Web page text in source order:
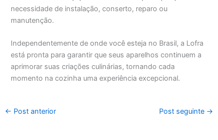
necessidade de instalação, conserto, reparo ou
manutenção.
Independentemente de onde você esteja no Brasil, a Lofra
está pronta para garantir que seus aparelhos continuem a
aprimorar suas criações culinárias, tornando cada
momento na cozinha uma experiência excepcional.
← Post anterior Post seguinte →